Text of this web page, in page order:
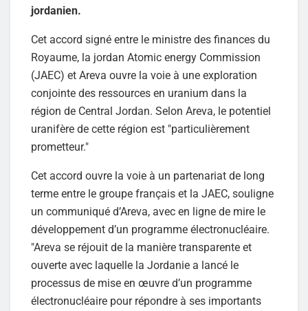
jordanien.
Cet accord signé entre le ministre des finances du
Royaume, la jordan Atomic energy Commission
(JAEC) et Areva ouvre la voie à une exploration
conjointe des ressources en uranium dans la
région de Central Jordan. Selon Areva, le potentiel
uranifère de cette région est "particulièrement
prometteur."
Cet accord ouvre la voie à un partenariat de long
terme entre le groupe français et la JAEC, souligne
un communiqué d’Areva, avec en ligne de mire le
développement d’un programme électronucléaire.
"Areva se réjouit de la manière transparente et
ouverte avec laquelle la Jordanie a lancé le
processus de mise en œuvre d’un programme
électronucléaire pour répondre à ses importants